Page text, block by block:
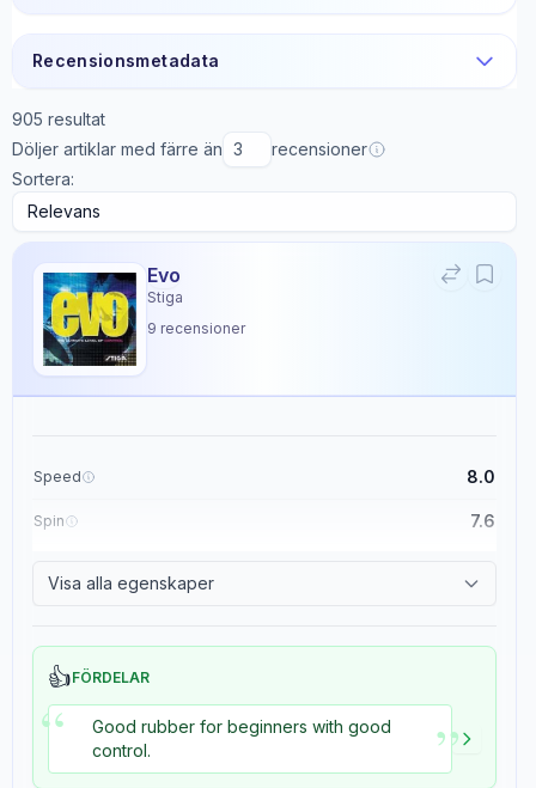
Recensionsmetadata
905 resultat
Döljer artiklar med färre än
recensioner
Sortera:
Evo
Stiga
9 recensioner
Speed 8.0
Spin 7.6
Visa alla egenskaper
👍FÖRDELAR
“
Good rubber for beginners with good
control.
”